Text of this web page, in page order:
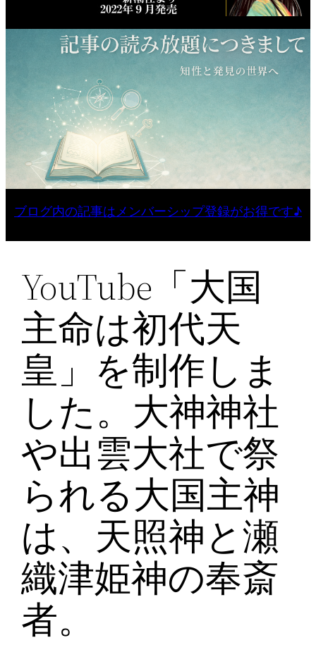
ブログ内の記事はメンバーシップ登録がお得です♪
YouTube「大国
主命は初代天
皇」を制作しま
した。大神神社
や出雲大社で祭
られる大国主神
は、天照神と瀬
織津姫神の奉斎
者。